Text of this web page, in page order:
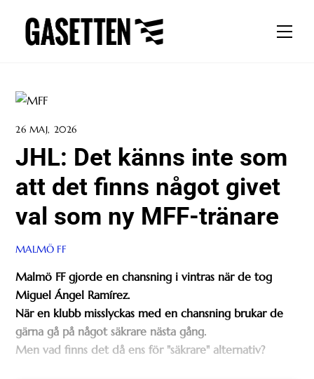
content
26 MAJ, 2026
JHL: Det känns inte som
att det finns något givet
val som ny MFF-tränare
MALMÖ FF
Malmö FF gjorde en chansning i vintras när de tog
Miguel Ángel Ramírez.
När en klubb misslyckas med en chansning brukar de
gärna gå på något säkrare nästa gång.
Men vad finns det då ens för "säkrare" alternativ?